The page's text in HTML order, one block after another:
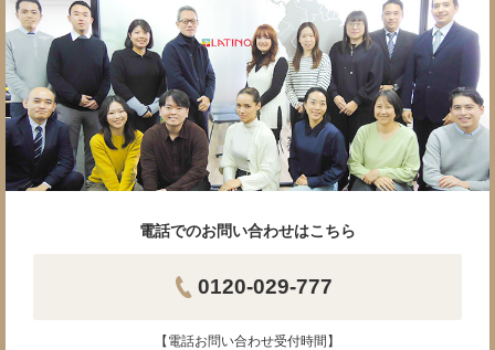
電話でのお問い合わせはこちら
0120-029-777
【電話お問い合わせ受付時間】